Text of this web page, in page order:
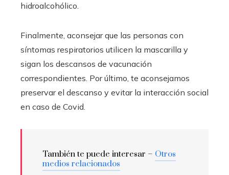
hidroalcohólico.
Finalmente, aconsejar que las personas con
síntomas respiratorios utilicen la mascarilla y
sigan los descansos de vacunación
correspondientes. Por último, te aconsejamos
preservar el descanso y evitar la interacción social
en caso de Covid.
También te puede interesar – Otros
medios relacionados